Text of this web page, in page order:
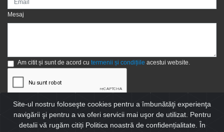
Mesaj
Am citit și sunt de acord cu termenii și condițiile acestui website.
Trimite
Site-ul nostru foloseşte cookies pentru a îmbunătăţi experienţa
navigării şi pentru a va oferi servicii mai uşor de utilizat. Pentru
detalii vă rugăm citiți Politica noastră de confidențialitate. În